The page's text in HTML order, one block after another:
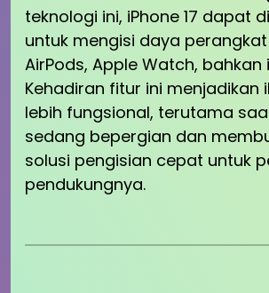
teknologi ini, iPhone 17 dapat
untuk mengisi daya
AirPods, Apple Watch, bahkan
Kehadiran fitur ini menjadikan
lebih fungsional, terutama
sedang bepergian dan
solusi pengisian cepat untuk
pendukungnya.